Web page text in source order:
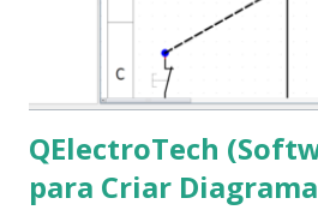
ocorra algum erro ou precisa
apt-get install --reinstall ttf-
QElectroTech
para Criar